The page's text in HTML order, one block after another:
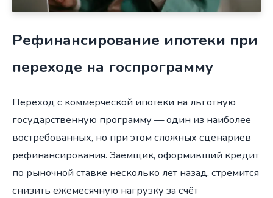
Рефинансирование ипотеки при
переходе на госпрограмму
Переход с коммерческой ипотеки на льготную
государственную программу — один из наиболее
востребованных, но при этом сложных сценариев
рефинансирования. Заёмщик, оформивший кредит
по рыночной ставке несколько лет назад, стремится
снизить ежемесячную нагрузку за счёт